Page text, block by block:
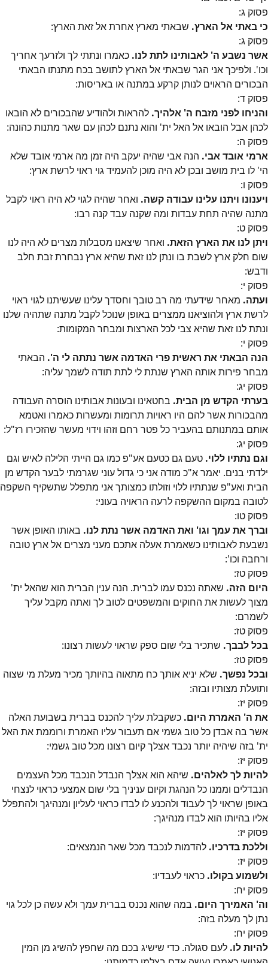
פסוק ג:
כי באתי אל הארץ. שבאתי מארץ אחרת אל זאת הארץ:
פסוק ג:
אשר נשבע ה' לאבותינו לתת לנו. כאמרו ונתתי לך ולזרעך אחריך
וכו'. ולפיכך אני הגר שבאתי אל הארץ לתושב בכח מתנתו הבאתי
הבכורים הראוים לנותן קרקע במתנה או באריסות:
פסוק ד:
והניחו לפני מזבח ה' אלהיך. להראות ולהודיע שהבכורים לא הובאו
לכהן אבל הובאו אל האל ית' והוא נתנם לכהן עם שאר מתנות כהונה:
פסוק ה:
ארמי אובד אבי. הנה אבי שהיה יעקב היה זמן מה ארמי אובד שלא
הי' לו בית מושב ובכן לא היה מוכן להעמיד גוי ראוי לרשת ארץ:
פסוק ו:
ויענונו ויתנו עלינו עבודה קשה. ואחר שהיה לגוי לא היה ראוי לקבל
מתנה שהיה תחת עבדות ומה שקנה עבד קנה רבו:
פסוק ט:
ויתן לנו את הארץ הזאת. ואחר שיצאנו מסבלות מצרים לא היה לנו
שום חלק ארץ לשבת בו ונתן לנו זאת שהיא ארץ נבחרת זבת חלב
ודבש:
פסוק י:
ועתה. מאחר שידעתי מה רב טובך וחסדך עלינו שעשיתנו לגוי ראוי
לרשת ארץ ולהוציאנו ממצרים באופן שנוכל לקבל מתנה שתהיה שלנו
ונתת לנו זאת שהיא צבי לכל הארצות ומבחר המקומות:
פסוק י:
הנה הבאתי את ראשית פרי האדמה אשר נתתה לי ה'. הבאתי
מבחר פירות אותה הארץ שנתת לי לתת תודה לשמך עליה:
פסוק יג:
בערתי הקדש מן הבית. בחטאינו ובעונות אבותינו הוסרה העבודה
מהבכורות אשר להם היו ראויות תרומות ומעשרות כאמרו ואטמא
אותם במתנותם בהעביר כל פטר רחם וזהו וידוי מעשר שהזכירו רז"ל:
פסוק יג:
וגם נתתיו ללוי. טעם גם כטעם אע"פ כמו גם הייתי הלילה לאיש וגם
ילדתי בנים. יאמר א"כ מודה אני כי גדול עוני שגרמתי לבער הקדש מן
הבית ואע"פ שנתתיו ללוי וזולתו כמצותך אני מתפלל שתשקיף השקפה
לטובה במקום ההשקפה לרעה הראויה בעוני:
פסוק טו:
וברך את עמך וגו' ואת האדמה אשר נתת לנו. באותו האופן אשר
נשבעת לאבותינו כשאמרת אעלה אתכם מעני מצרים אל ארץ טובה
ורחבה וכו':
פסוק טז:
היום הזה. שאתה נכנס עמו לברית. הנה ענין הברית הוא שהאל ית'
מצוך לעשות את החוקים והמשפטים לטוב לך ואתה מקבל עליך
לשמרם:
פסוק טז:
בכל לבבך. שתכיר בלי שום ספק שראוי לעשות רצונו:
פסוק טז:
ובכל נפשך. שלא יניא אותך כח מתאוה בהיותך מכיר מעלת מי שצוה
ותועלת מצותיו ובזה:
פסוק יז:
את ה' האמרת היום. כשקבלת עליך להכנס בברית בשבועת האלה
אשר בה אבדן כל טוב גשמי אם תעבור עליו האמרת ורוממת את האל
ית' בזה שיהיה יותר נכבד אצלך קיום רצונו מכל טוב גשמי:
פסוק יז:
להיות לך לאלהים. שיהא הוא אצלך הנבדל הנכבד מכל העצמים
הנבדלים וממנו כל הנהגת וקיום עניניך בלי שום אמצעי כראוי לנצחי
באופן שראוי לך לעבוד ולהכנע לו לבדו כראוי לעליון ומנהיגך ולהתפלל
אליו בהיותו הוא לבדו מנהיגך:
פסוק יז:
וללכת בדרכיו. להדמות לנכבד מכל שאר הנמצאים:
פסוק יז:
ולשמוע בקולו. כראוי לעבדיו:
פסוק יח:
וה' האמירך היום. במה שהוא נכנס בברית עמך ולא עשה כן לכל גוי
נתן לך מעלה בזה:
פסוק יח:
להיות לו. לעם סגולה. כדי שישיג בכם מה שחפץ להשיג מן המין